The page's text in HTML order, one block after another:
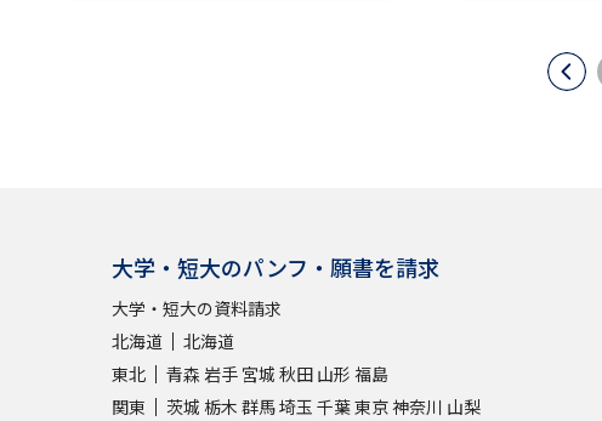
大学・短大のパンフ・願書を請求
大学・短大の資料請求
北海道
北海道
東北
青森 岩手 宮城 秋田 山形 福島
関東
茨城 栃木 群馬埼玉 千葉東京神奈川 山梨